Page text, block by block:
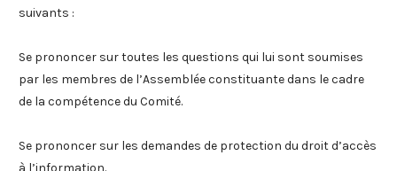
suivants :
Se prononcer sur toutes les questions qui lui sont soumises
par les membres de l’Assemblée constituante dans le cadre
de la compétence du Comité.
Se prononcer sur les demandes de protection du droit d’accès